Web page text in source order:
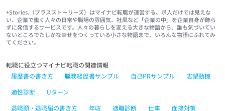
+Stories.（プラスストーリーズ）はマイナビ転職が運営する、求人だけでは見えな
い、企業で働く人々の日常や職場の雰囲気、社風など「企業の中」を企業自身が飾ら
ずに発信するサービスです。人々の暮らしを変える大きな物語から、誰も気づいてい
ないところでたしかな幸せをつくっている小さな物語まで、いろんな物語にふれてみ
てください。
転職に役立つマイナビ転職の関連情報
履歴書の書き方
職務経歴書サンプル 自己PRサンプル
志望動機
適性診断
Uターン
退職願・退職届の書き方
年収 適職診断 仕事
面接対策